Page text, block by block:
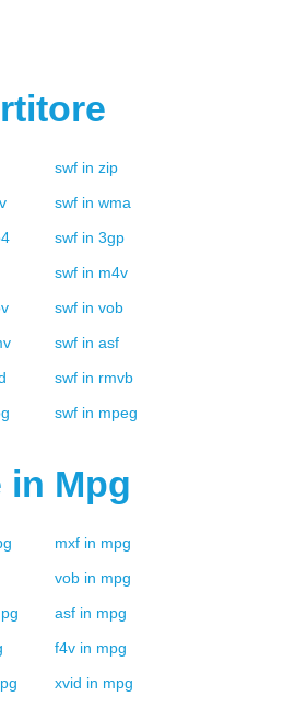
swf in zip
swf in wma
swf in 3gp
swf in m4v
swf in vob
swf in asf
swf in rmvb
swf in mpeg
in Mpg
mxf in mpg
vob in mpg
asf in mpg
f4v in mpg
xvid in mpg